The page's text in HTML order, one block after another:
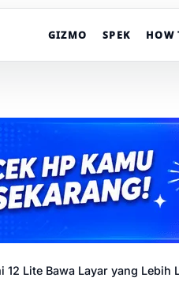
GIZMO SPEK HOW
12 Lite Bawa Layar yang Lebih